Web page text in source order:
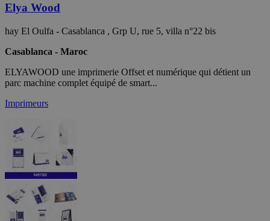
Elya Wood
hay El Oulfa - Casablanca , Grp U, rue 5, villa n°22 bis
Casablanca - Maroc
ELYAWOOD une imprimerie Offset et numérique qui détient un
parc machine complet équipé de smart...
Imprimeurs